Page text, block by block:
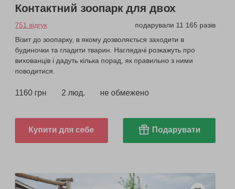
Контактний зоопарк для двох
751 відгук
подарували 11 165 разів
Візит до зоопарку, в якому дозволяється заходити в
будиночки та гладити тварин. Наглядачі розкажуть про
вихованців і дадуть кілька порад, як правильно з ними
поводитися.
1160 грн 2 люд. не обмежено
Купити для себе Подарувати